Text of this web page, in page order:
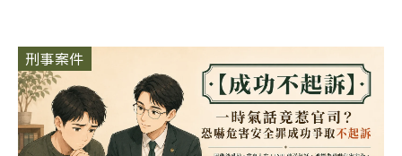
刑事案件